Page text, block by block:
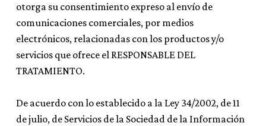
otorga su consentimiento expreso al envío de
comunicaciones comerciales, por medios
electrónicos, relacionadas con los productos y/o
servicios que ofrece el RESPONSABLE DEL
TRATAMIENTO.
De acuerdo con lo establecido a la Ley 34/2002, de 11
de julio, de Servicios de la Sociedad de la Información